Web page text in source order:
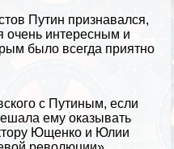
Путин признавался,
очень интересным и
было всегда приятно
с Путиным, если
ему оказывать
Ющенко и Юлии